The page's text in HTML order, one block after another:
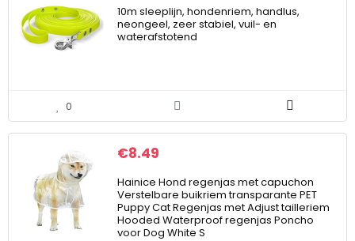
10m sleeplijn, hondenriem, handlus,
neongeel, zeer stabiel, vuil- en
waterafstotend
0
€8.49
Hainice Hond regenjas met capuchon
Verstelbare buikriem transparante PET
Puppy Cat Regenjas met Adjust tailleriem
Hooded Waterproof regenjas Poncho
voor Dog White S